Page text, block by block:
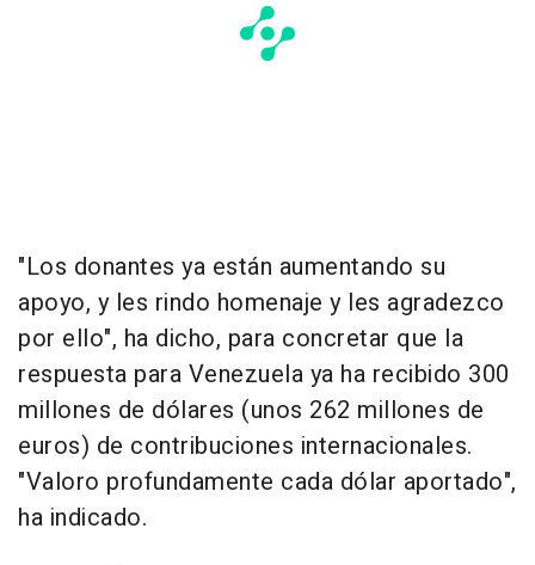
"Los donantes ya están aumentando su
apoyo, y les rindo homenaje y les agradezco
por ello", ha dicho, para concretar que la
respuesta para Venezuela ya ha recibido 300
millones de dólares (unos 262 millones de
euros) de contribuciones internacionales.
"Valoro profundamente cada dólar aportado",
ha indicado.